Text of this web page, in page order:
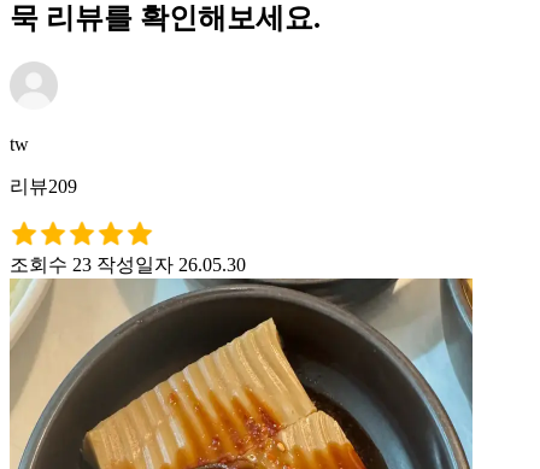
묵 리뷰를 확인해보세요.
tw
리뷰209
조회수 23 작성일자 26.05.30